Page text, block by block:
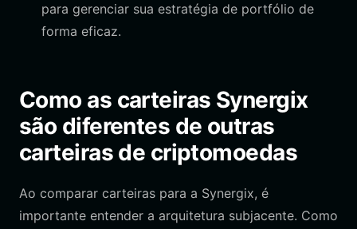
para gerenciar sua estratégia de portfólio de
forma eficaz.
Como as carteiras Synergix
são diferentes de outras
carteiras de criptomoedas
Ao comparar carteiras para a Synergix, é
importante entender a arquitetura subjacente. Como